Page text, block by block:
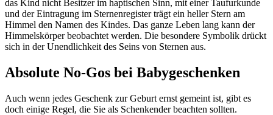
das Kind nicht Besitzer im haptischen Sinn, mit einer Taufurkunde
und der Eintragung im Sternenregister trägt ein heller Stern am
Himmel den Namen des Kindes. Das ganze Leben lang kann der
Himmelskörper beobachtet werden. Die besondere Symbolik drückt
sich in der Unendlichkeit des Seins von Sternen aus.
Absolute No-Gos bei Babygeschenken
Auch wenn jedes Geschenk zur Geburt ernst gemeint ist, gibt es
doch einige Regel, die Sie als Schenkender beachten sollten.